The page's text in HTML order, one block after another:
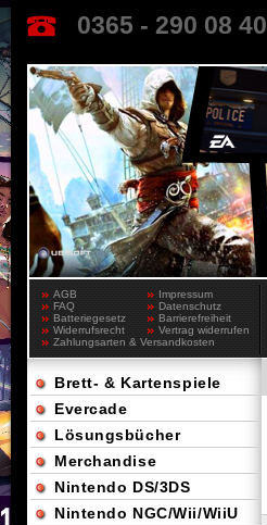
0365 - 290 08 40
AGB
Impressum
FAQ
Datenschutz
Batteriegesetz
Barrierefreiheit
Widerrufsrecht
Vertrag widerrufen
Zahlungsarten & Versandkosten
Brett- & Kartenspiele
Evercade
Lösungsbücher
Merchandise
Nintendo DS/3DS
Nintendo NGC/Wii/WiiU